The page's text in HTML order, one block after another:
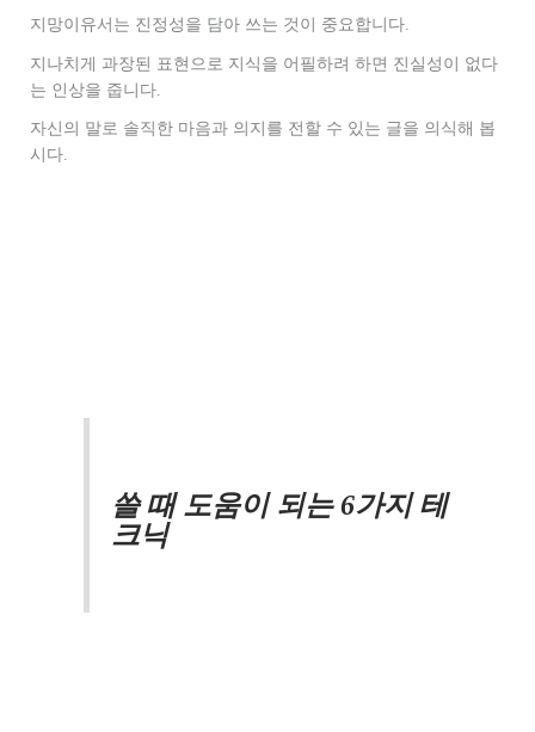
지망이유서는 진정성을 담아 쓰는 것이 중요합니다.
지나치게 과장된 표현으로 지식을 어필하려 하면 진실성이 없다
는 인상을 줍니다.
자신의 말로 솔직한 마음과 의지를 전할 수 있는 글을 의식해 봅
시다.
쓸 때 도움이 되는 6가지 테
크닉